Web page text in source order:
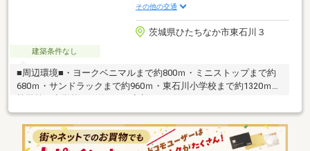
その他の交通
茨城県ひたちなか市東石川３
建築条件なし
■周辺環境■・ヨークベニマルまで約800ｍ・ミニストップまで約
680ｍ・サンドラックまで約960ｍ・東石川小学校まで約1320ｍ・
ー◆土地探しと同時に、お客様が気になるハウスメーカーや建築
業者様を無料でご相談いただけます！また当社にて建築担当営業
様もご紹介いたします！お気軽にご相談ください♪